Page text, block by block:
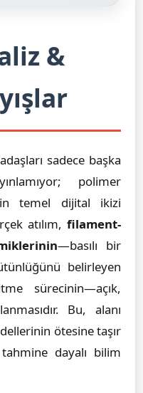
&
sadece başka
polimer
temel dijital ikizi
atılım, filament-
—basılı bir
belirleyen
sürecinin—açık,
Bu, alanı
ötesine taşır
dayalı bilim